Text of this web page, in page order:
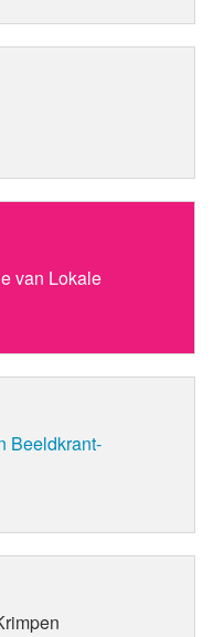
van Lokale
Beeldkrant-